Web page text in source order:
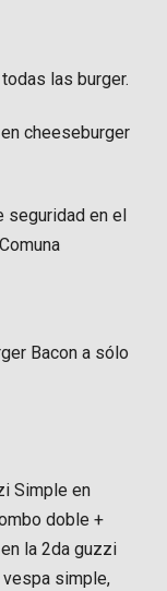
las burger.
cheeseburger
en el
Bacon a sólo
Simple en
doble +
la 2da guzzi
vespa simple,